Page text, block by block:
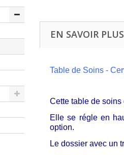
EN SAVOIR PLUS
Table de Soins -
Cette table de soins
Elle se régle en
option.
Le dossier avec un